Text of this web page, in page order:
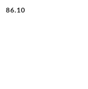
Cena:
86.10